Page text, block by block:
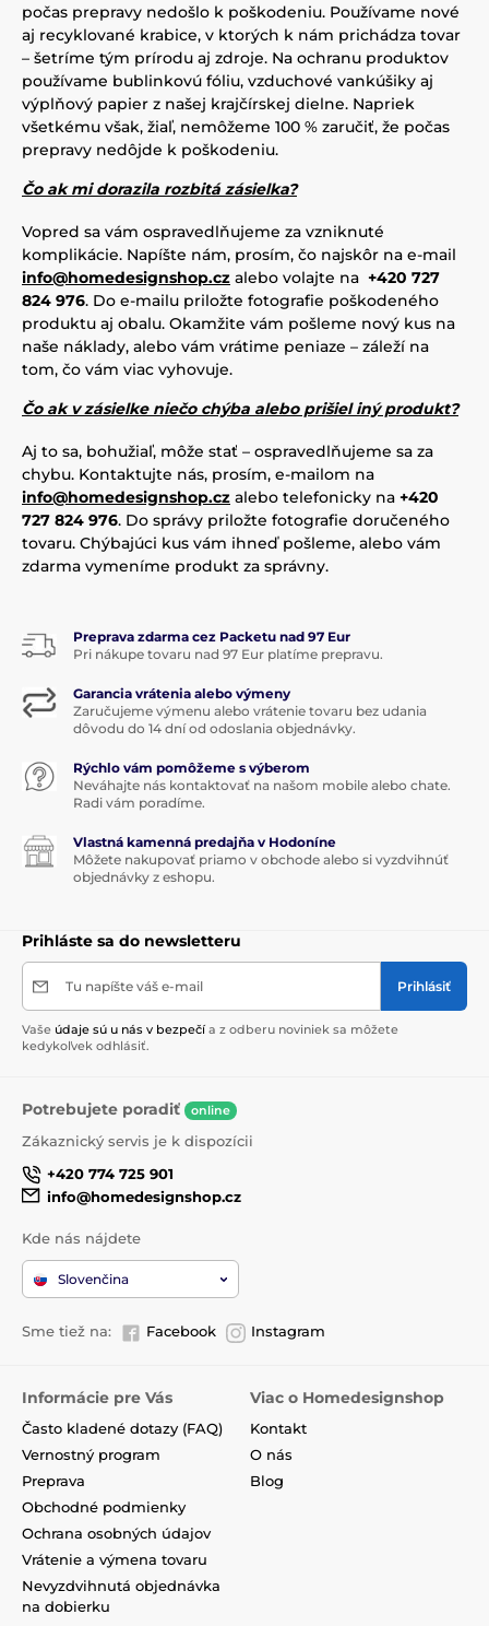
počas prepravy nedošlo k poškodeniu. Používame nové
aj recyklované krabice, v ktorých k nám prichádza tovar
– šetríme tým prírodu aj zdroje. Na ochranu produktov
používame bublinkovú fóliu, vzduchové vankúšiky aj
výplňový papier z našej krajčírskej dielne. Napriek
všetkému však, žiaľ, nemôžeme 100 % zaručiť, že počas
prepravy nedôjde k poškodeniu.
Čo ak mi dorazila rozbitá zásielka?
Vopred sa vám ospravedlňujeme za vzniknuté
komplikácie. Napíšte nám, prosím, čo najskôr na e-mail
info@homedesignshop.cz alebo volajte na +420 727
824 976. Do e-mailu priložte fotografie poškodeného
produktu aj obalu. Okamžite vám pošleme nový kus na
naše náklady, alebo vám vrátime peniaze – záleží na
tom, čo vám viac vyhovuje.
Čo ak v zásielke niečo chýba alebo prišiel iný produkt?
Aj to sa, bohužiaľ, môže stať – ospravedlňujeme sa za
chybu. Kontaktujte nás, prosím, e-mailom na
info@homedesignshop.cz alebo telefonicky na +420
727 824 976. Do správy priložte fotografie doručeného
tovaru. Chýbajúci kus vám ihneď pošleme, alebo vám
zdarma vymeníme produkt za správny.
Preprava zdarma cez Packetu nad 97 Eur
Pri nákupe tovaru nad 97 Eur platíme prepravu.
Garancia vrátenia alebo výmeny
Zaručujeme výmenu alebo vrátenie tovaru bez udania
dôvodu do 14 dní od odoslania objednávky.
Rýchlo vám pomôžeme s výberom
Neváhajte nás kontaktovať na našom mobile alebo chate.
Radi vám poradíme.
Vlastná kamenná predajňa v Hodoníne
Môžete nakupovať priamo v obchode alebo si vyzdvihnúť
objednávky z eshopu.
Prihláste sa do newsletteru
Tu napíšte váš e-mail Prihlásiť
Vaše údaje sú u nás v bezpečí a z odberu noviniek sa môžete
kedykoľvek odhlásiť.
Potrebujete poradiť online
Zákaznický servis je k dispozícii
+420 774 725 901
info@homedesignshop.cz
Kde nás nájdete
Slovenčina
Sme tiež na: Facebook Instagram
Informácie pre Vás
Často kladené dotazy (FAQ)
Vernostný program
Preprava
Obchodné podmienky
Ochrana osobných údajov
Vrátenie a výmena tovaru
Nevyzdvihnutá objednávka
na dobierku
Viac o Homedesignshop
Kontakt
O nás
Blog